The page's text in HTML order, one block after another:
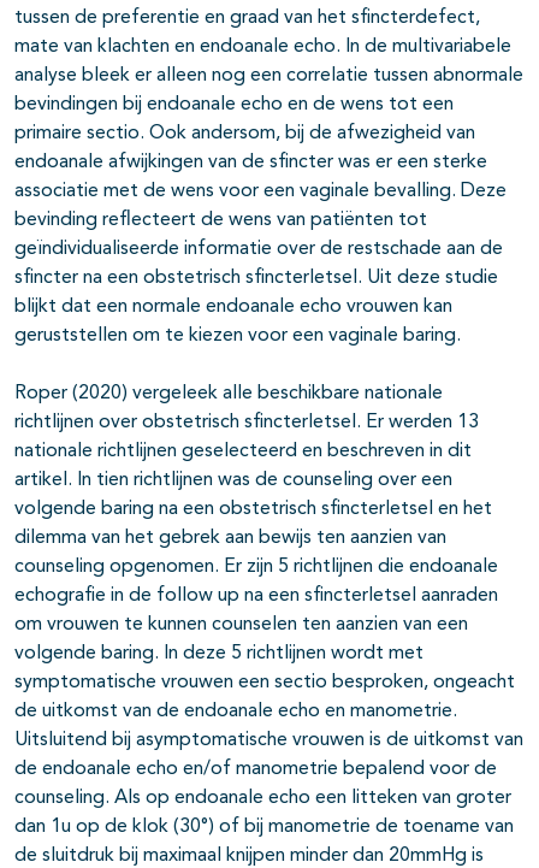
tussen de preferentie en graad van het sfincterdefect,
mate van klachten en endoanale echo. In de multivariabele
analyse bleek er alleen nog een correlatie tussen abnormale
bevindingen bij endoanale echo en de wens tot een
primaire sectio. Ook andersom, bij de afwezigheid van
endoanale afwijkingen van de sfincter was er een sterke
associatie met de wens voor een vaginale bevalling. Deze
bevinding reflecteert de wens van patiënten tot
geïndividualiseerde informatie over de restschade aan de
sfincter na een obstetrisch sfincterletsel. Uit deze studie
blijkt dat een normale endoanale echo vrouwen kan
geruststellen om te kiezen voor een vaginale baring.
Roper (2020) vergeleek alle beschikbare nationale
richtlijnen over obstetrisch sfincterletsel. Er werden 13
nationale richtlijnen geselecteerd en beschreven in dit
artikel. In tien richtlijnen was de counseling over een
volgende baring na een obstetrisch sfincterletsel en het
dilemma van het gebrek aan bewijs ten aanzien van
counseling opgenomen. Er zijn 5 richtlijnen die endoanale
echografie in de follow up na een sfincterletsel aanraden
om vrouwen te kunnen counselen ten aanzien van een
volgende baring. In deze 5 richtlijnen wordt met
symptomatische vrouwen een sectio besproken, ongeacht
de uitkomst van de endoanale echo en manometrie.
Uitsluitend bij asymptomatische vrouwen is de uitkomst van
de endoanale echo en/of manometrie bepalend voor de
counseling. Als op endoanale echo een litteken van groter
dan 1u op de klok (30°) of bij manometrie de toename van
de sluitdruk bij maximaal knijpen minder dan 20mmHg is